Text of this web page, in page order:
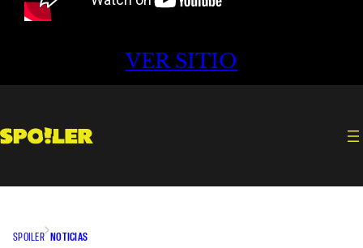
VER SITIO
SPOILER NOTICIAS